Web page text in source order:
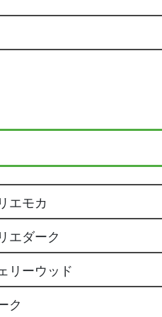
エモカ
エダーク
リーウッド
ク